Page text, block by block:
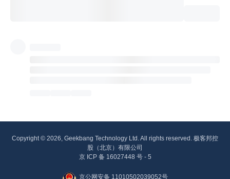
Copyright © 2026, Geekbang Technology Ltd. All rights reserved. 极客邦控
股（北京）有限公司
京 ICP 备 16027448 号 - 5
京公网安备 11010502039052号